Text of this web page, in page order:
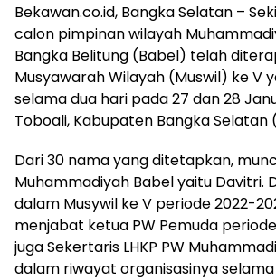
Bekawan.co.id, Bangka Selatan –
calon pimpinan wilayah
Bangka Belitung (Babel) telah
Musyawarah Wilayah (Muswil) ke V
selama dua hari pada 27 dan 28
Toboali, Kabupaten Bangka Selatan
Dari 30 nama yang ditetapkan,
Muhammadiyah Babel yaitu Davitri.
dalam Musywil ke V periode 2022-
menjabat ketua PW Pemuda
juga Sekertaris LHKP PW
dalam riwayat organisasinya selama